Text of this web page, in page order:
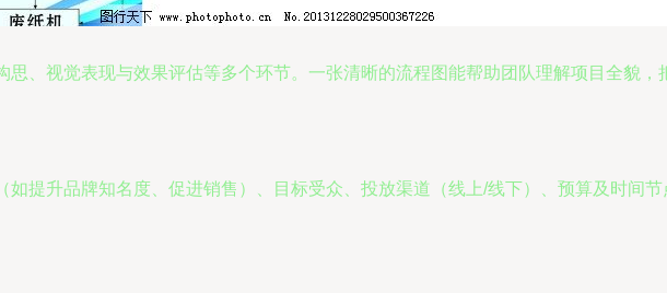
、视觉表现与效果评估等多个环节。一张清晰的流程图能帮助团队理解项目全貌
提升品牌知名度、促进销售）、目标受众、投放渠道（线上/线下）、预算及时间